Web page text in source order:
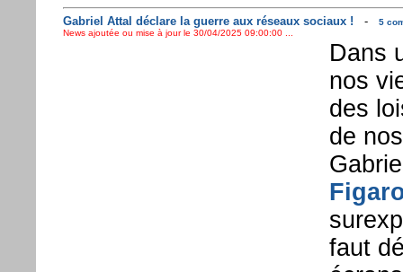
Gabriel Attal déclare la guerre aux réseaux sociaux ! -
5
News ajoutée ou mise à jour le 30/04/2025 09:00:00 ...
Dans
nos
des
de
faut